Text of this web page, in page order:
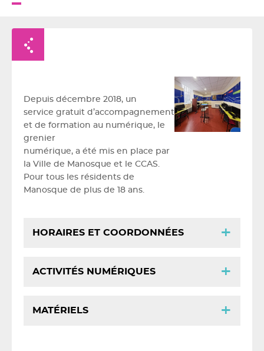
Depuis décembre 2018, un
service gratuit d’accompagnement
et de formation au numérique, le
grenier
numérique, a été mis en place par
la Ville de Manosque et le CCAS.
Pour tous les résidents de
Manosque de plus de 18 ans.
HORAIRES ET COORDONNÉES
ACTIVITÉS NUMÉRIQUES
MATÉRIELS